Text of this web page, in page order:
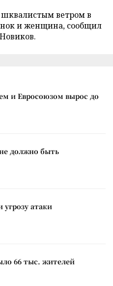
шквалистым ветром в
и женщина, сообщил
и Евросоюзом вырос до
должно быть
атаки
66 тыс. жителей